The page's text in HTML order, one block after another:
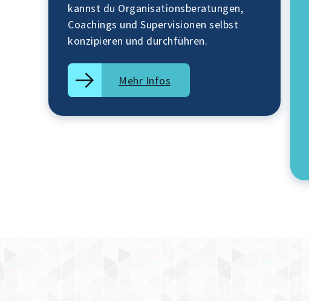
kannst du Organisationsberatungen,
Coachings und Supervisionen selbst
konzipieren und durchführen.
Mehr Infos